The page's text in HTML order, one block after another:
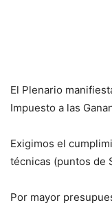
El Plenario
Impuesto a las
Exigimos el
técnicas (puntos de
Por mayor